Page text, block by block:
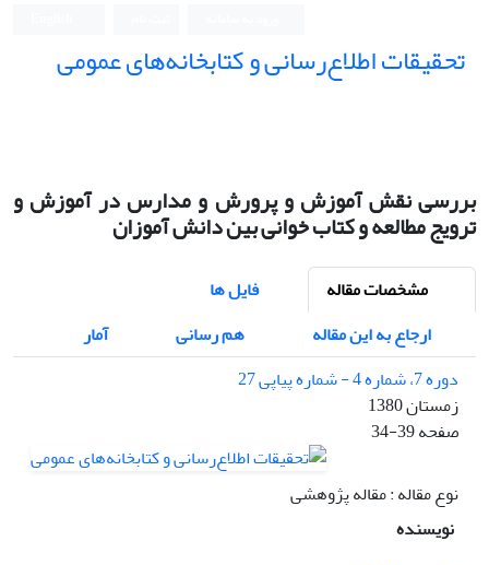
تحقیقات اطلاع‌رسانی و کتابخانه‌های عمومی
بررسی نقش آموزش و پرورش و مدارس در آموزش و
ترویج مطالعه و کتاب خوانی بین دانش آموزان
مشخصات مقاله
فایل ها
ارجاع به این مقاله
هم رسانی
آمار
دوره 7، شماره 4 - شماره پیاپی 27
زمستان 1380
صفحه34-39
نوع مقاله : مقاله پژوهشی
نویسنده